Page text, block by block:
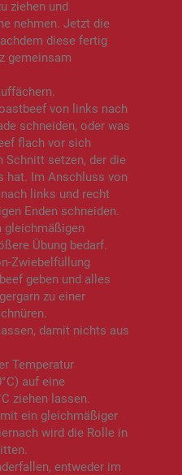
ziehen und
nehmen. Jetzt die
diese fertig
gemeinsam
von links nach
schneiden, oder was
flach vor sich
Schnitt setzen, der die
hat. Im Anschluss von
links und recht
Enden schneiden.
gleichmäßigen
Übung bedarf.
Zwiebelfüllung
geben und alles
zu einer
damit nichts aus
Temperatur
auf eine
ziehen lassen.
ein gleichmäßiger
wird die Rolle in
entweder im